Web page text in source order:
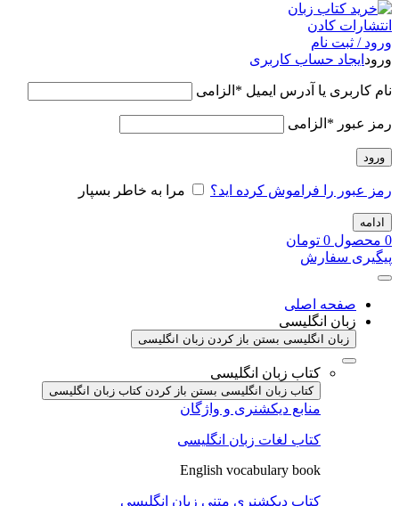
ورود / ثبت نام
ورود ایجاد حساب کاربری
نام کاربری یا آدرس ایمیل * الزامی
رمز عبور * الزامی
ورود
رمز عبور را فراموش کرده اید؟ مرا به خاطر بسپار
ادامه
0 محصول 0 تومان
پیگیری سفارش
صفحه اصلی
زبان انگلیسی
زبان انگلیسی بستن باز کردن زبان انگلیسی
کتاب زبان انگلیسی
کتاب زبان انگلیسی بستن باز کردن کتاب زبان انگلیسی
منابع دیکشنری و واژگان
کتاب لغات زبان انگلیسی
English vocabulary book
کتاب دیکشنری متنی زبان انگلیسی